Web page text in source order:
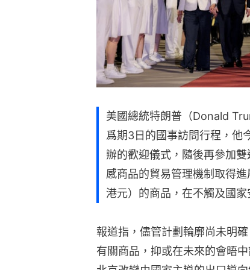
美國總統特朗普（Donald
爲期3日的國事訪問行程，他
辦的歡迎儀式，隨後再參加
感商品的貿易管理機制取得
港元）的商品，在不觸及國
報道指，儘管計劃輪廓尚未明
有關商品，抑或在未來的會晤